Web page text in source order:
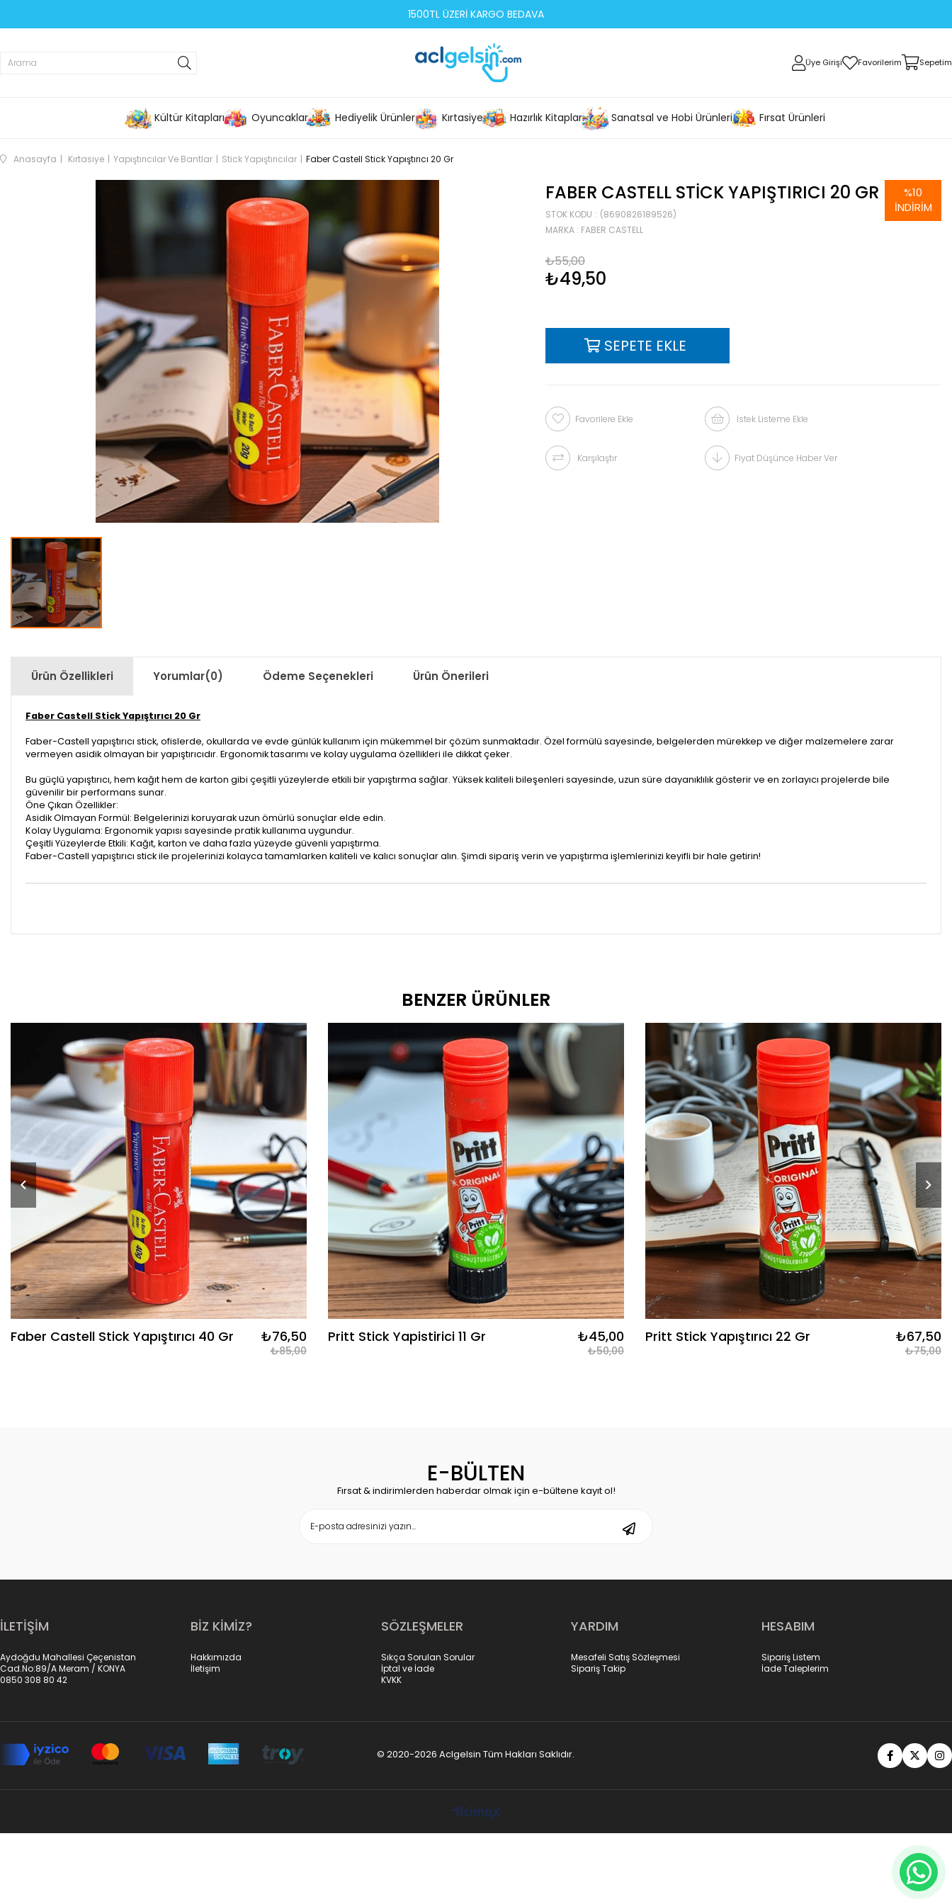
1500TL ÜZERİ KARGO BEDAVA
Üye Girişi Favorilerim Sepetim
Kültür Kitapları Oyuncaklar Hediyelik Ürünler Kırtasiye Hazırlık Kitapları Sanatsal ve Hobi Ürünleri Fırsat Ürünleri
Anasayfa Kırtasiye Yapıştırıcılar Ve Bantlar Stick Yapıştırıcılar Faber Castell Stick Yapıştırıcı 20 Gr
FABER CASTELL STICK YAPIŞTIRICI 20 GR
STOK KODU
(8690826189526)
MARKA : FABER CASTELL
₺55,00
₺49,50
%10
İNDIRIM
Favorilere Ekle İstek Listeme Ekle
Karşılaştır Fiyat Düşünce Haber Ver
Ürün Özellikleri Yorumlar(0) Ödeme Seçenekleri Ürün Önerileri
Faber Castell Stick Yapıştırıcı 20 Gr
Faber-Castell yapıştırıcı stick, ofislerde, okullarda ve evde günlük kullanım için mükemmel bir çözüm sunmaktadır. Özel formülü sayesinde, belgelerden mürekkep ve diğer malzemelere zarar
vermeyen asidik olmayan bir yapıştırıcıdır. Ergonomik tasarımı ve kolay uygulama özellikleri ile dikkat çeker.
Bu güçlü yapıştırıcı, hem kağıt hem de karton gibi çeşitli yüzeylerde etkili bir yapıştırma sağlar. Yüksek kaliteli bileşenleri sayesinde, uzun süre dayanıklılık gösterir ve en zorlayıcı projelerde bile
güvenilir bir performans sunar.
Öne Çıkan Özellikler:
Asidik Olmayan Formül: Belgelerinizi koruyarak uzun ömürlü sonuçlar elde edin.
Kolay Uygulama: Ergonomik yapısı sayesinde pratik kullanıma uygundur.
Çeşitli Yüzeylerde Etkili: Kağıt, karton ve daha fazla yüzeyde güvenli yapıştırma.
Faber-Castell yapıştırıcı stick ile projelerinizi kolayca tamamlarken kaliteli ve kalıcı sonuçlar alın. Şimdi sipariş verin ve yapıştırma işlemlerinizi keyifli bir hale getirin!
BENZER ÜRÜNLER
Faber Castell Stick Yapıştırıcı 40 Gr ₺76,50
₺85,00
Pritt Stick Yapistirici 11 Gr ₺45,00
₺50,00
Pritt Stick Yapıştırıcı 22 Gr ₺67,50
₺75,00
E-BÜLTEN
Fırsat & indirimlerden haberdar olmak için e-bültene kayıt ol!
İLETİŞİM
Aydoğdu Mahallesi Çeçenistan
Cad.No:89/A Meram / KONYA
0850 308 80 42
BİZ KİMİZ?
Hakkımızda
İletişim
SÖZLEŞMELER
Sıkça Sorulan Sorular
İptal ve İade
KVKK
YARDIM
Mesafeli Satış Sözleşmesi
Sipariş Takip
HESABIM
Sipariş Listem
İade Taleplerim
© 2020-2026 Aclgelsin Tüm Hakları Saklıdır.